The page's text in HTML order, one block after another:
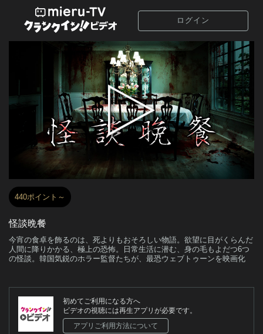
ログイン
440ポイント～
怪談晩餐
今宵の食卓を飾るのは、死よりもおそろしい物語。欲望に目がくらんだ
人間に降りかかる、極上の恐怖。日常生活に潜む、身の毛もよだつ6つ
の怪談。韓国気鋭のホラー監督たちが、最恐ウェブトゥーンを映画化
初めてご利用になる方へ
ビデオの視聴には再生アプリが必要です。
アプリご利用方法について